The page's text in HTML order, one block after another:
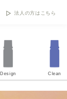
法人の方はこちら
Design Clean